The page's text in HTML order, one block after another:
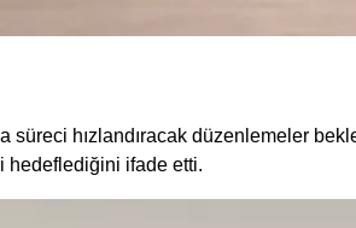
süreci hızlandıracak düzenlemeler
hedeflediğini ifade etti.